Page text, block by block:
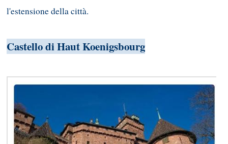
l'estensione della città.
Castello di Haut Koenigsbourg